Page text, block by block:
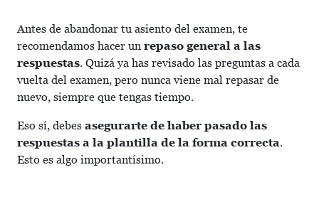
Antes de abandonar tu asiento del examen, te
recomendamos hacer un repaso general a las
respuestas. Quizá ya has revisado las preguntas a cada
vuelta del examen, pero nunca viene mal repasar de
nuevo, siempre que tengas tiempo.
Eso sí, debes asegurarte de haber pasado las
respuestas a la plantilla de la forma correcta.
Esto es algo importantísimo.